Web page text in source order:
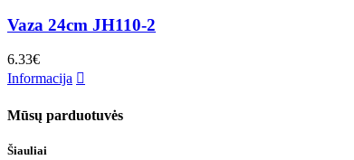
Vaza 24cm JH110-2
6.33€
Informacija
Mūsų parduotuvės
Šiauliai